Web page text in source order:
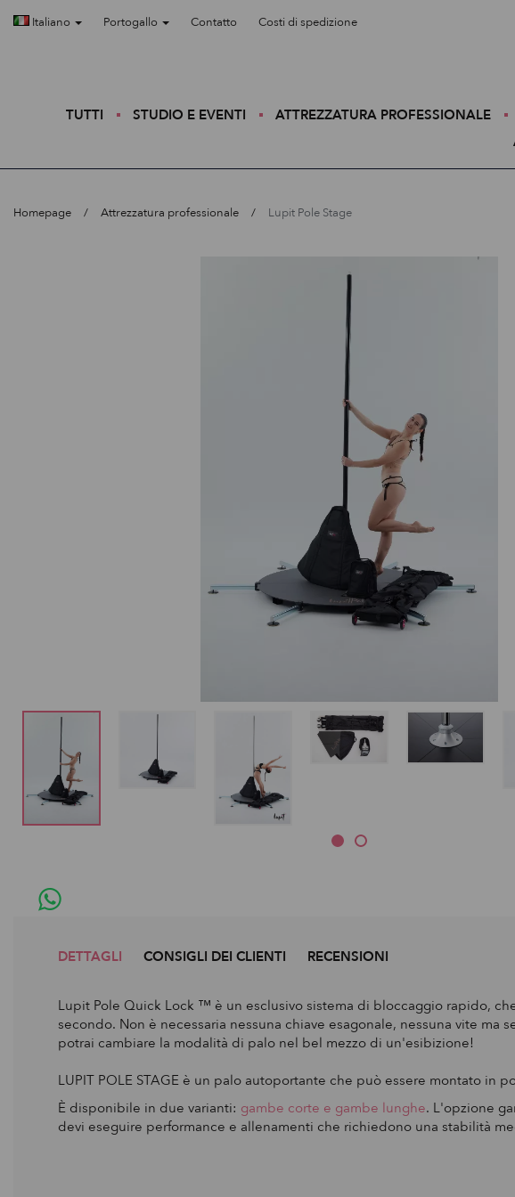
Italiano Portogallo Contatto Costi di spedizione
TUTTI STUDIO E EVENTI ATTREZZATURA PROFESSIONALE
Homepage Attrezzatura professionale Lupit Pole Stage
DETTAGLI CONSIGLI DEI CLIENTI RECENSIONI
Lupit Pole Quick Lock ™ è un esclusivo sistema di bloccaggio rapido,
secondo. Non è necessaria nessuna chiave esagonale, nessuna vite
potrai cambiare la modalità di palo nel bel mezzo di un'esibizione!
LUPIT POLE STAGE è un palo autoportante che può essere montato
È disponibile in due varianti: gambe corte e gambe lunghe. L'opzione
devi eseguire performance e allenamenti che richiedono una stabilità